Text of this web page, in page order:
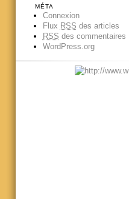
MÉTA
Connexion
Flux RSS des articles
RSS des commentaires
WordPress.org